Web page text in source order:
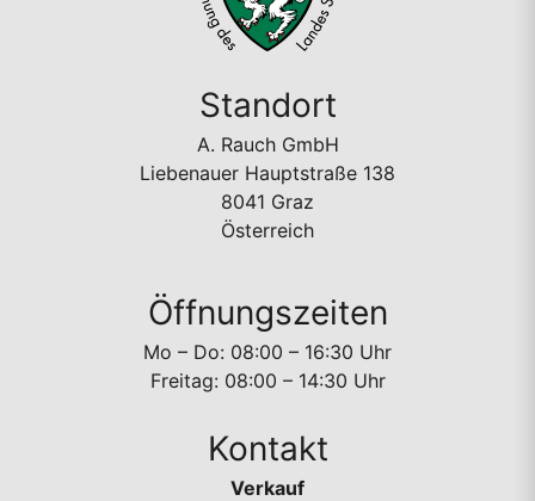
Standort
A. Rauch GmbH
Liebenauer Hauptstraße 138
8041 Graz
Österreich
Öffnungszeiten
Mo – Do: 08:00 – 16:30 Uhr
Freitag: 08:00 – 14:30 Uhr
Kontakt
Verkauf